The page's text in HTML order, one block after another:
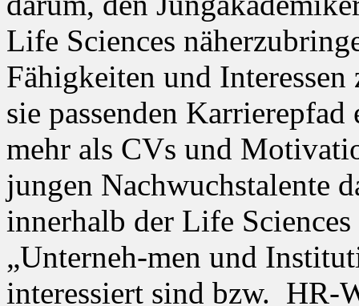
Life Sciences
Fähigkeiten und
sie passenden
mehr als CVs und
jungen Nachwuchstalente
innerhalb der Life
„Unterneh-men und
interessiert sind bzw. HR-